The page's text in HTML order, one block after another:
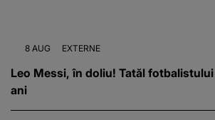
8 AUG EXTERNE
Leo Messi, în doliu! Tatăl
ani